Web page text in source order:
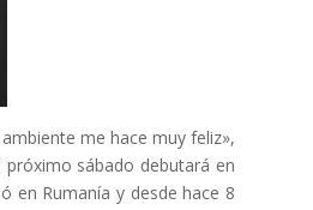
me hace muy feliz»,
sábado debutará en
en Rumanía y desde hace 8